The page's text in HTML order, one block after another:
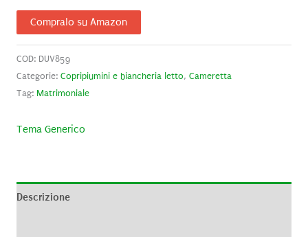
Compralo su Amazon
COD: DUV859
Categorie: Copripiumini e biancheria letto, Cameretta
Tag: Matrimoniale
Tema Generico
Descrizione